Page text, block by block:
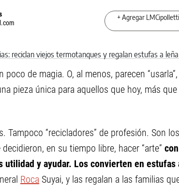
+ Agregar
poco de magia. O, al menos, parecen
pieza única para aquellos que hoy, más
Tampoco “recicladores” de profesión. Son
en su tiempo libre, hacer “arte”
utilidad y ayudar. Los convierten en estufas
Roca Suyai, y las regalan a las familias